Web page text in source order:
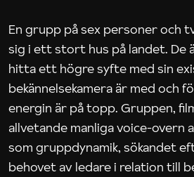
En grupp på sex personer och
sig i ett stort hus på landet. De
hitta ett högre syfte med sin
bekännelsekamera är med och
energin är på topp. Gruppen,
allvetande manliga voice-overn
som gruppdynamik, sökandet
behovet av ledare i relation till